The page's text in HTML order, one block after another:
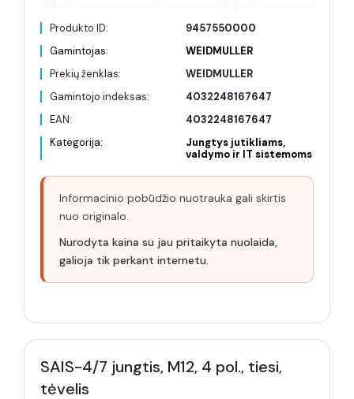
Produkto ID:
9457550000
Gamintojas:
WEIDMULLER
Prekių ženklas:
WEIDMULLER
Gamintojo indeksas:
4032248167647
EAN:
4032248167647
Kategorija:
Jungtys jutikliams,
valdymo ir IT sistemoms
Informacinio pobūdžio nuotrauka gali skirtis
nuo originalo.
Nurodyta kaina su jau pritaikyta nuolaida,
galioja tik perkant internetu.
SAIS-4/7 jungtis, M12, 4 pol., tiesi,
tėvelis